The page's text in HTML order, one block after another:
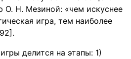
О. Н. Мезиной: «чем искуснее
игра, тем наиболее
делится на этапы: 1)